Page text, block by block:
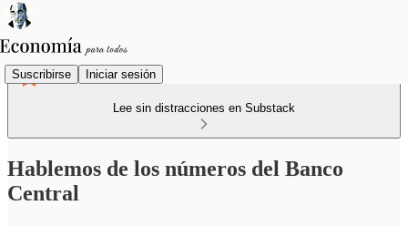
Suscribirse Iniciar sesión
Lee sin distracciones en Substack
Hablemos de los números del Banco
Central